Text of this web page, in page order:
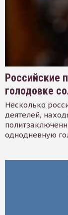
Российские
голодовке
Несколько
деятелей,
однодневную